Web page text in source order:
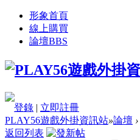
形象首頁
線上購買
論壇BBS
登錄 | 立即註冊
PLAY56遊戲外掛資訊站»論壇 ›
返回列表